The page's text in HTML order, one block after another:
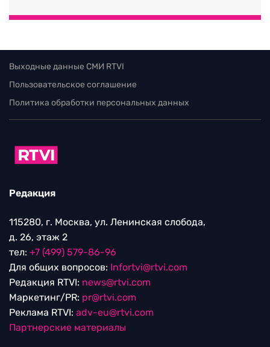
Выходные данные СМИ RTVI
Пользовательское соглашение
Политика обработки персональных данных
Редакция
115280, г. Москва, ул. Ленинская слобода,
д. 26, этаж 2
тел: +7 (499) 579-86-96
Для общих вопросов: Infortvi@rtvi.com
Редакция RTVI: news@rtvi.com
Маркетинг/PR: pr@rtvi.com
Реклама RTVI: adv-eu@rtvi.com
Партнерские материалы